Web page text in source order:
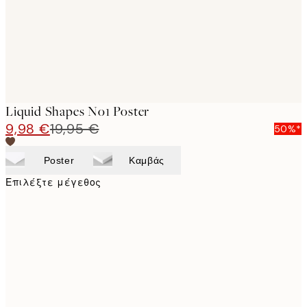
Liquid Shapes No1 Poster
9,98 €19,95 € 50%*
Poster Καμβάς
Επιλέξτε μέγεθος